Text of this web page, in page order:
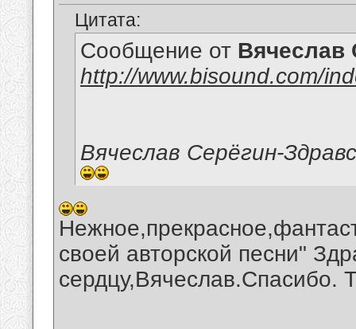
Цитата:
Сообщение от Вячеслав
http://www.bisound.com/
Вячеслав Серёгин-
своей авторской песни"
сердцу,Вячеслав.Спасибо.